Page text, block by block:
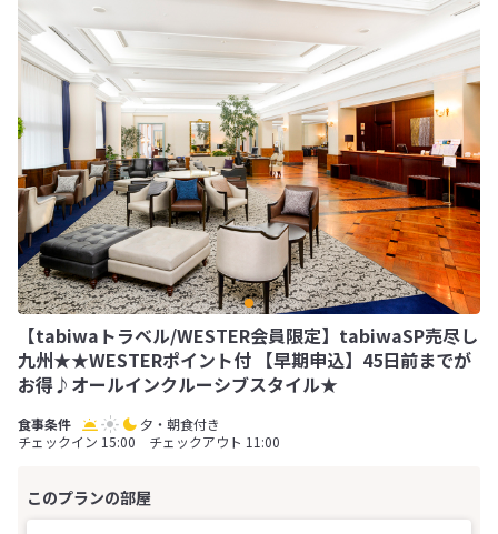
【tabiwaトラベル/WESTER会員限定】tabiwaSP売尽し
九州★★WESTERポイント付 【早期申込】45日前までが
お得♪オールインクルーシブスタイル★
夕・朝食付き
チェックイン 15:00 チェックアウト 11:00